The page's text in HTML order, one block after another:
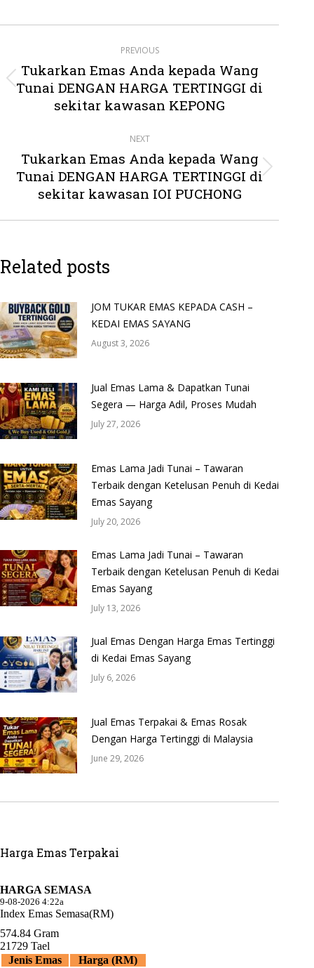
navigation
PREVIOUS
Previous
post:
Tukarkan Emas Anda kepada Wang
Tunai DENGAN HARGA TERTINGGI di
sekitar kawasan KEPONG
NEXT
Next
post:
Tukarkan Emas Anda kepada Wang
Tunai DENGAN HARGA TERTINGGI di
sekitar kawasan IOI PUCHONG
Related posts
JOM TUKAR EMAS KEPADA CASH –
KEDAI EMAS SAYANG
August 3, 2026
Jual Emas Lama & Dapatkan Tunai
Segera — Harga Adil, Proses Mudah
July 27, 2026
Emas Lama Jadi Tunai – Tawaran
Terbaik dengan Ketelusan Penuh di Kedai
Emas Sayang
July 20, 2026
Emas Lama Jadi Tunai – Tawaran
Terbaik dengan Ketelusan Penuh di Kedai
Emas Sayang
July 13, 2026
Jual Emas Dengan Harga Emas Tertinggi
di Kedai Emas Sayang
July 6, 2026
Jual Emas Terpakai & Emas Rosak
Dengan Harga Tertinggi di Malaysia
June 29, 2026
Harga Emas Terpakai